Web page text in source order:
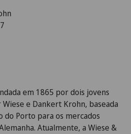
em 1865 por dois jovens
e Dankert Krohn, baseada
do Porto para os mercados
Atualmente, a Wiese &